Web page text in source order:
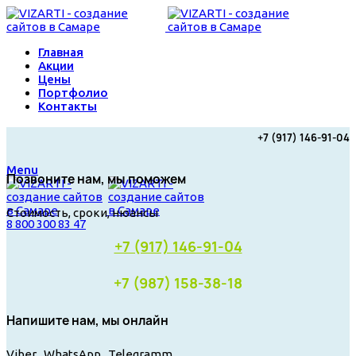
Главная
Акции
Цены
Портфолио
Контакты
+7 (917) 146-91-04
Menu
8 800 300 83 47
Позвоните нам, мы поможем
Стоимость, сроки, нюансы
+7 (917) 146-91-04
+7 (987) 158-38-18
Напишите нам, мы онлайн